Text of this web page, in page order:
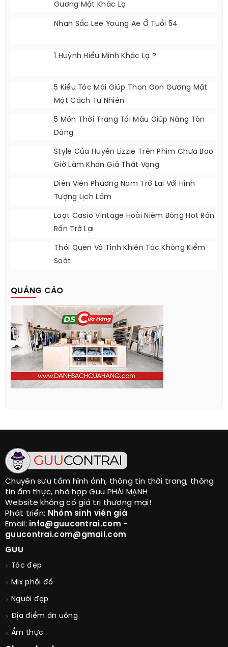
Gương Mặt Khác Lạ
Nhan Sắc Lee Young Ae Ở Tuổi 54
1 Huỳnh Hiểu Minh Khác Lạ ?
5 Kiểu Tóc Mái Giúp Thon Gọn Gương Mặt
Một Cách Tự Nhiên
5 Món Thời Trang Tối Màu Giúp Nàng Tôn
Dáng
Style Của Huyền Lizzie Trên Phim Chưa Bao
Giờ Làm Khán Giả Thất Vọng
Diễn Viên Phương Nam Trở Lại Với Hình
Tượng Lịch Lãm
Loạt Casio Vintage Hoài Niệm Bỗng Hot Rần
Rần Trở Lại
Thói Quen Vô Tình Khiến Tóc Không Kiểm
Soát
QUẢNG CÁO
Chuyên sưu tầm hình ảnh, thông tin thời trang, thông
tin ẩm thực, nhà hợp Guu PHÁI MẠNH
Website không có giá trị thương mại!
Phát triển: Nhóm sinh viên già
Email: info@guucontrai.com -
guucontrai.com@gmail.com
GUU
Tóc đẹp
Mix phối đồ
Người đẹp
Địa điểm ăn uống
Ẩm thực